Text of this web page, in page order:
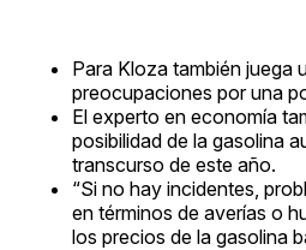
Para Kloza también juega
preocupaciones por una
El experto en economía
posibilidad de la gasolina
transcurso de este año.
“Si no hay incidentes,
en términos de averías o
los precios de la gasolina